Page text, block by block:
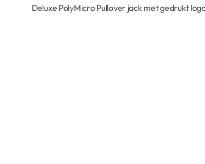
Deluxe PolyMicro Pullover jack met gedrukt